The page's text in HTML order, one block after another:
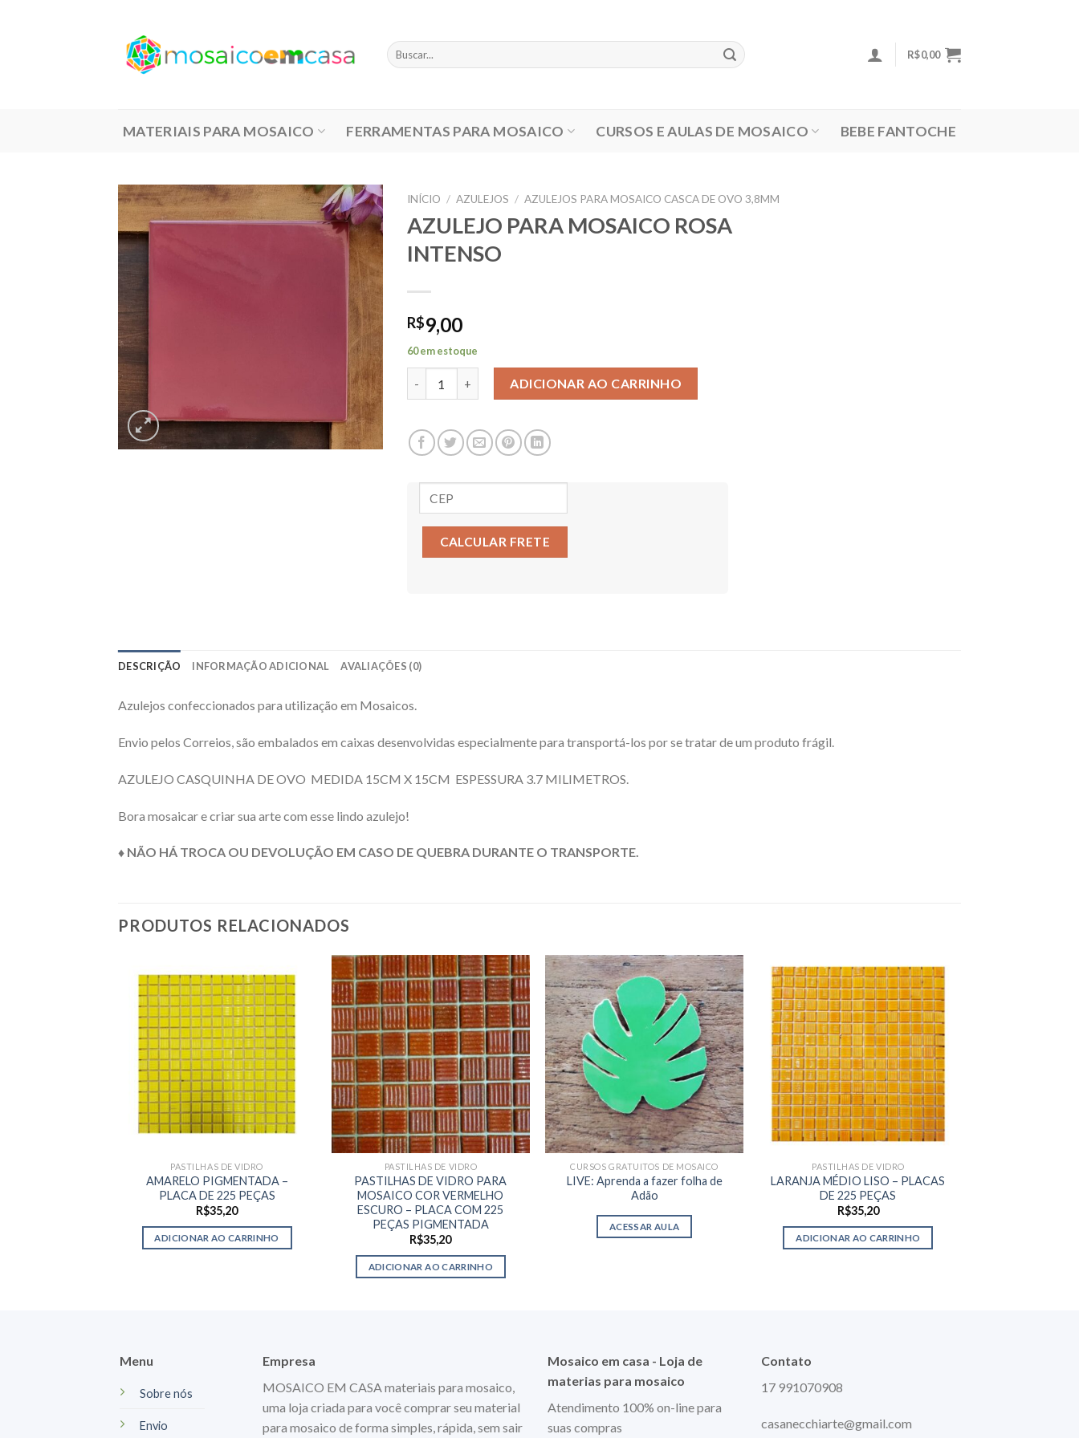
Pesquisar
por:
R$0,00
MATERIAIS PARA MOSAICO FERRAMENTAS PARA MOSAICO CURSOS E AULAS DE MOSAICO BEBE FANTOCHE
INÍCIO / AZULEJOS / AZULEJOS PARA MOSAICO CASCA DE OVO 3,8MM
AZULEJO PARA MOSAICO ROSA
INTENSO
R$9,00
CALCULAR FRETE
60 em estoque
ADICIONAR AO CARRINHO
DESCRIÇÃO INFORMAÇÃO ADICIONAL AVALIAÇÕES (0)
Azulejos confeccionados para utilização em Mosaicos.
Envio pelos Correios, são embalados em caixas desenvolvidas especialmente para transportá-los por se tratar de um produto frágil.
AZULEJO CASQUINHA DE OVO MEDIDA 15CM X 15CM ESPESSURA 3.7 MILIMETROS.
Bora mosaicar e criar sua arte com esse lindo azulejo!
♦ NÃO HÁ TROCA OU DEVOLUÇÃO EM CASO DE QUEBRA DURANTE O TRANSPORTE.
PRODUTOS RELACIONADOS
PASTILHAS DE VIDRO
AMARELO PIGMENTADA –
PLACA DE 225 PEÇAS
R$35,20
ADICIONAR AO CARRINHO
PASTILHAS DE VIDRO
PASTILHAS DE VIDRO PARA
MOSAICO COR VERMELHO
ESCURO – PLACA COM 225
PEÇAS PIGMENTADA
R$35,20
ADICIONAR AO CARRINHO
CURSOS GRATUITOS DE MOSAICO
LIVE: Aprenda a fazer folha de
Adão
ACESSAR AULA
PASTILHAS DE VIDRO
LARANJA MÉDIO LISO – PLACAS
DE 225 PEÇAS
R$35,20
ADICIONAR AO CARRINHO
Menu
Sobre nós
Envio
Empresa
MOSAICO EM CASA materiais para mosaico,
uma loja criada para você comprar seu material
para mosaico de forma simples, rápida, sem sair
Mosaico em casa - Loja de
materias para mosaico
Atendimento 100% on-line para
suas compras
Contato
17 991070908
casanecchiarte@gmail.com